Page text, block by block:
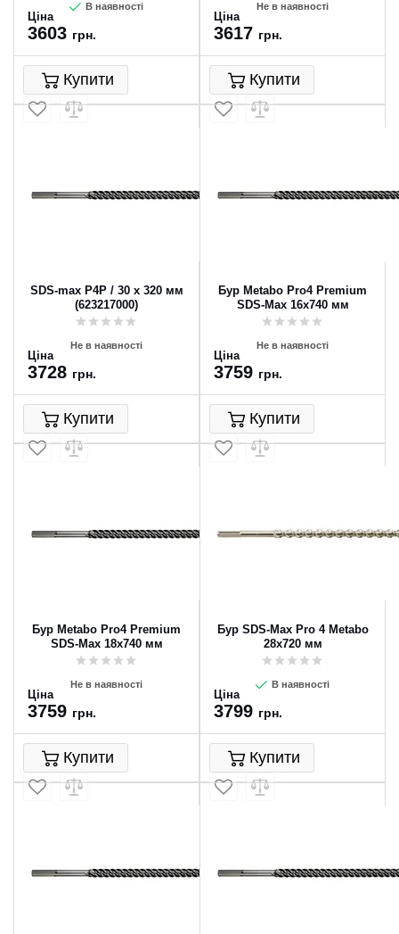
В наявності
Ціна
3603 грн.
Купити
Не в наявності
Ціна
3617 грн.
Купити
SDS-max P4P / 30 x 320 мм
(623217000)
Не в наявності
Ціна
3728 грн.
Купити
Бур Metabo Pro4 Premium
SDS-Max 16x740 мм
Не в наявності
Ціна
3759 грн.
Купити
Бур Metabo Pro4 Premium
SDS-Max 18x740 мм
Не в наявності
Ціна
3759 грн.
Купити
Бур SDS-Max Pro 4 Metabo
28x720 мм
В наявності
Ціна
3799 грн.
Купити